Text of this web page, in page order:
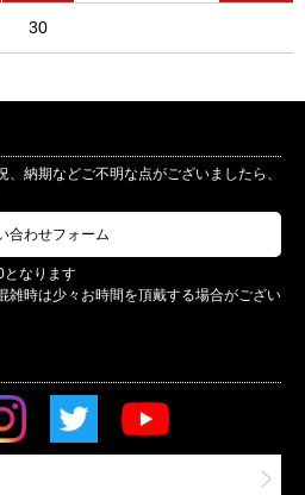
30
納期などご不明な点がございましたら、
合わせフォーム
となります
雑時は少々お時間を頂戴する場合がござい